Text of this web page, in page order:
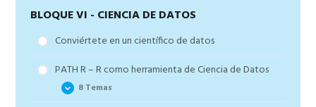
BLOQUE VI - CIENCIA DE DATOS
Conviértete en un científico de datos
PATH R – R como herramienta de Ciencia de Datos
8 Temas